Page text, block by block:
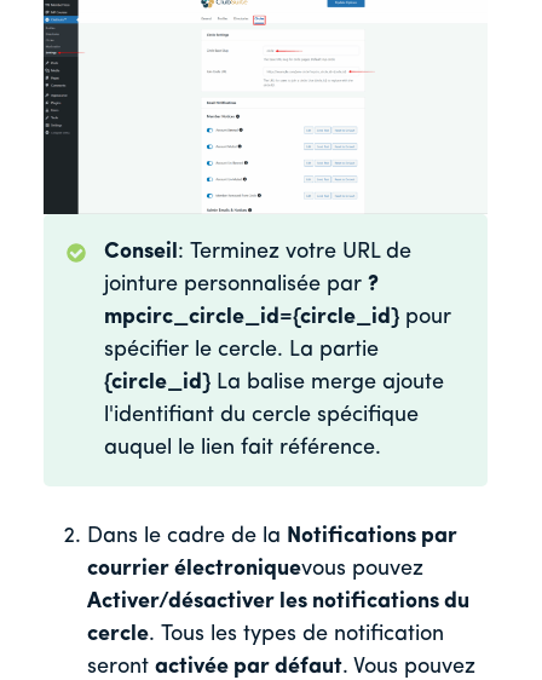
Conseil: Terminez votre URL de
jointure personnalisée par ?
mpcirc_circle_id={circle_id}pour
spécifier le cercle. La partie
{circle_id}La balise merge ajoute
l'identifiant du cercle spécifique
auquel le lien fait référence.
Dans le cadre de la Notifications par
courrier électroniquevous pouvez
Activer/désactiver les notifications du
cercle. Tous les types de notification
seront activée par défaut. Vous pouvez